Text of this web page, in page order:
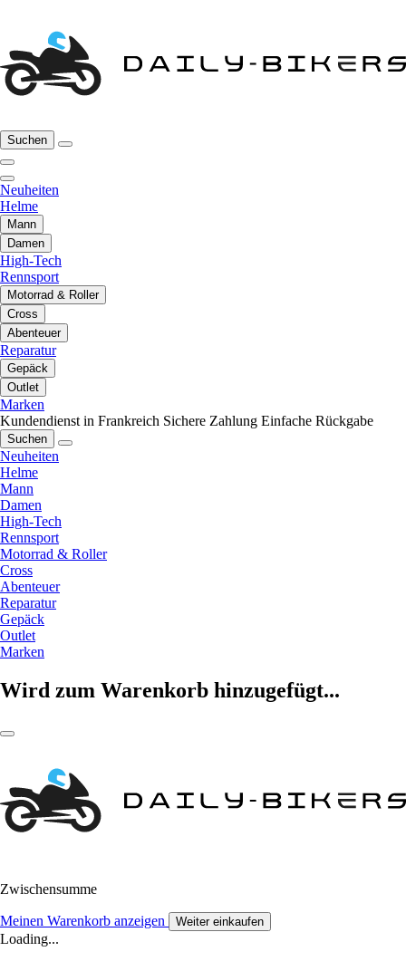
Suchen
Neuheiten
Helme
Mann
Damen
High-Tech
Rennsport
Motorrad & Roller
Cross
Abenteuer
Reparatur
Gepäck
Outlet
Marken
Kundendienst in Frankreich Sichere Zahlung Einfache Rückgabe
Suchen
Neuheiten
Helme
Mann
Damen
High-Tech
Rennsport
Motorrad & Roller
Cross
Abenteuer
Reparatur
Gepäck
Outlet
Marken
Wird zum Warenkorb hinzugefügt...
Zwischensumme
Meinen Warenkorb anzeigen Weiter einkaufen
Loading...